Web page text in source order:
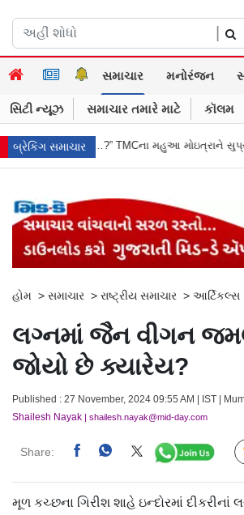
સમાચાર મનોરંજન
સિટી ન્યૂઝ સમાચાર તમારે માટે કૉલમ
બ્રેકિંગ સમાચાર
મોઇત્રાને સુપ્રીમ કોર્ટનો ઝટકો બૉમ્બની ધમકી
હોમ > સમાચાર > રાષ્ટ્રીય સમાચાર > આર્ટિકલ્સ
લગ્નમાં જૈન વીગન
જોયો છે ક્યારેય?
Published : 27 November, 2024 09:55 AM | IST |
Shailesh Nayak | shailesh.nayak@mid-day.com
Share:
મૂળ કચ્છના ગિરીશ શાહે ઇન્દોરમાં દીકરીનાં